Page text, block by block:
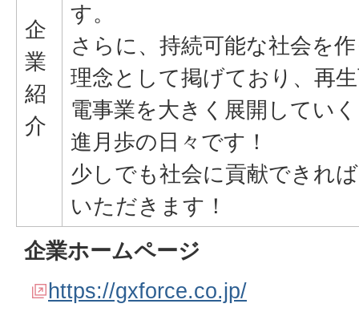
企
業
紹
介
す。
さらに、持続可能な社会を
理念として掲げており、再
電事業を大きく展開してい
進月歩の日々です！
少しでも社会に貢献できれ
いただきます！
企業ホームページ
https://gxforce.co.jp/